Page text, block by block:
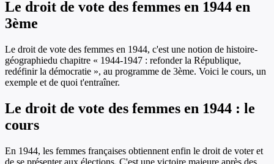
Le droit de vote des femmes en 1944 en
3ème
Le droit de vote des femmes en 1944, c'est une notion de histoire-
géographiedu chapitre « 1944-1947 : refonder la République,
redéfinir la démocratie », au programme de 3ème. Voici le cours, un
exemple et de quoi t'entraîner.
Le droit de vote des femmes en 1944 : le
cours
En 1944, les femmes françaises obtiennent enfin le droit de voter et
de se présenter aux élections. C'est une victoire majeure après des